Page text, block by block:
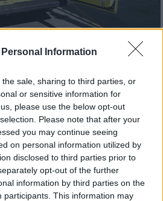
Information
sale, sharing to third parties, or
or sensitive information for
please use the below opt-out
Please note that after your
you may continue seeing
on personal information utilized by
disclosed to third parties prior to
opt-out of the further
information by third parties on the
participants. This information may
– Δεν
να καλύψει τη βάρδια
από την ΕΙΝΑΠ, στον